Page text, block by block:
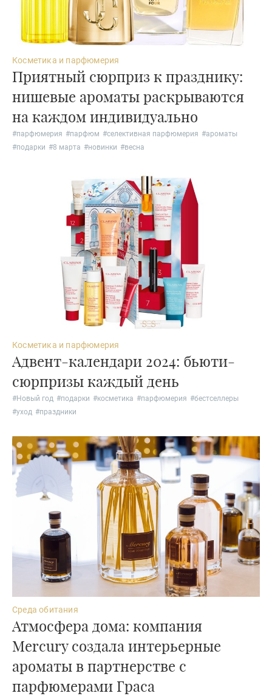
Косметика и парфюмерия
Приятный сюрприз к празднику:
нишевые ароматы раскрываются
на каждом индивидуально
#парфюмерия #парфюм #селективная парфюмерия #ароматы
#подарки #8 марта #новинки #весна
Косметика и парфюмерия
Адвент-календари 2024: бьюти-
сюрпризы каждый день
#Новый год #подарки #косметика #парфюмерия #бестселлеры
#уход #праздники
Среда обитания
Атмосфера дома: компания
Mercury создала интерьерные
ароматы в партнерстве с
парфюмерами Граса